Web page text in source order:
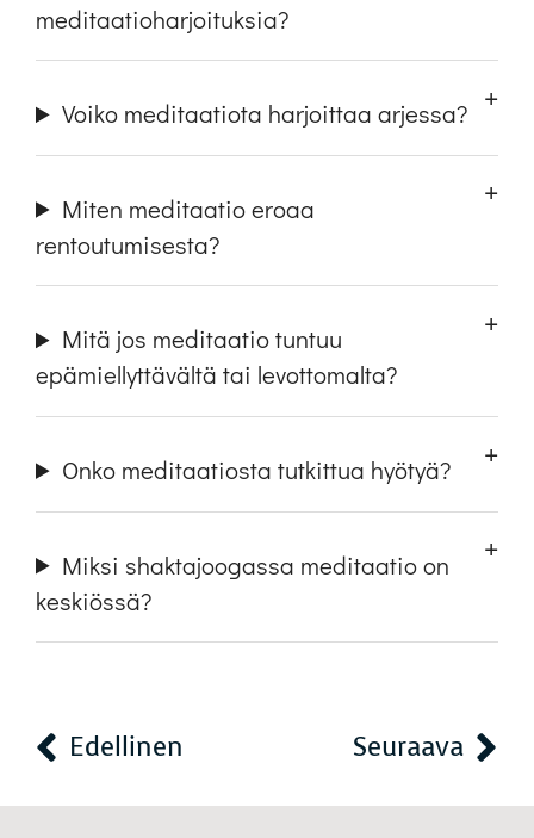
meditaatioharjoituksia?
Voiko meditaatiota harjoittaa arjessa?
Miten meditaatio eroaa
rentoutumisesta?
Mitä jos meditaatio tuntuu
epämiellyttävältä tai levottomalta?
Onko meditaatiosta tutkittua hyötyä?
Miksi shaktajoogassa meditaatio on
keskiössä?
Edellinen Seuraava